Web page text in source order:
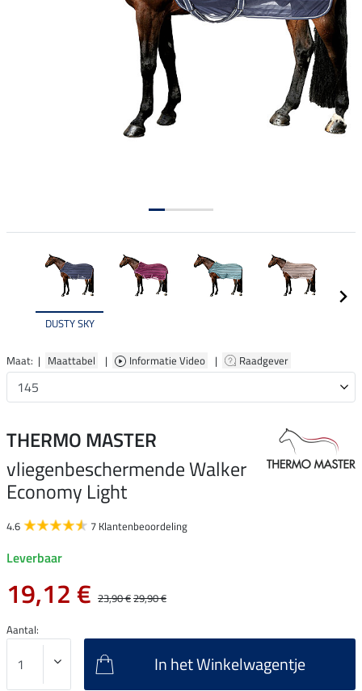
DUSTY SKY
Maat: | Maattabel | Informatie Video | Raadgever
THERMO MASTER
vliegenbeschermende Walker
Economy Light
4.6 7 Klantenbeoordeling
Leverbaar
19,12 € 23,90 €29,90 €
Aantal:
In het Winkelwagentje